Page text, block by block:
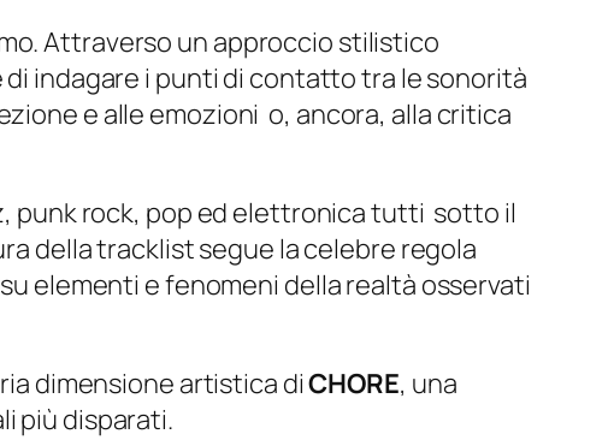
Attraverso un approccio stilistico
indagare i punti di contatto tra le sonorità
e alle emozioni o, ancora, alla critica
punk rock, pop ed elettronica tutti sotto il
della tracklist segue la celebre regola
elementi e fenomeni della realtà osservati
dimensione artistica diCHORE, una
più disparati.